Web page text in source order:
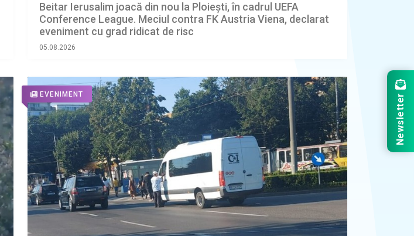
Beitar Ierusalim joacă din nou la Ploiești, în cadrul UEFA
Conference League. Meciul contra FK Austria Viena, declarat
eveniment cu grad ridicat de risc
05.08.2026
EVENIMENT Newsletter